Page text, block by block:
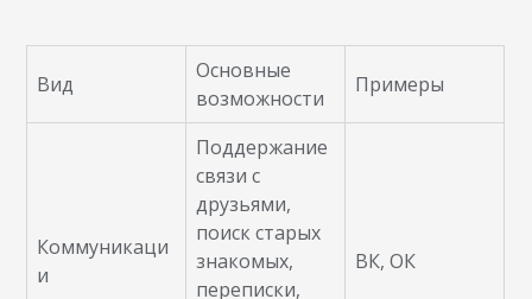
Вид
Основные
возможности
Примеры
Коммуникаци
и
Поддержание
связи с
друзьями,
поиск старых
знакомых,
переписки,
ВК, ОК